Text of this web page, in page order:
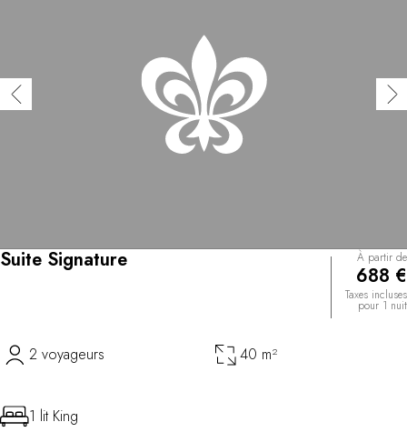
Suite Signature À partir de
688 €
Taxes incluses
pour 1 nuit
2 voyageurs 40 m²
1 lit King